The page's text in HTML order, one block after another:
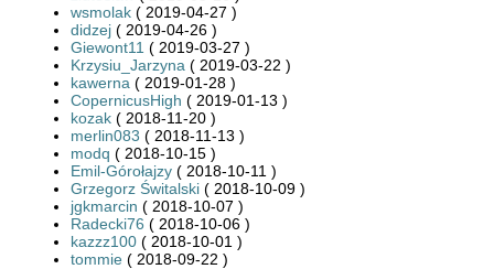
wsmolak ( 2019-04-27 )
didzej ( 2019-04-26 )
Giewont11 ( 2019-03-27 )
Krzysiu_Jarzyna ( 2019-03-22 )
kawerna ( 2019-01-28 )
CopernicusHigh ( 2019-01-13 )
kozak ( 2018-11-20 )
merlin083 ( 2018-11-13 )
modq ( 2018-10-15 )
Emil-Górołajzy ( 2018-10-11 )
Grzegorz Świtalski ( 2018-10-09 )
jgkmarcin ( 2018-10-07 )
Radecki76 ( 2018-10-06 )
kazzz100 ( 2018-10-01 )
tommie ( 2018-09-22 )